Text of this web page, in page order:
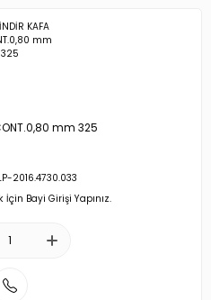
mm 325
2016.4730.033
Bayi Girişi Yapınız.